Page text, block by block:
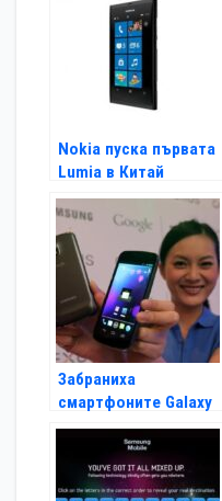
Nokia пуска първата
Lumia в Китай
Забраниха
смартфоните Galaxy
Nexus в САЩ